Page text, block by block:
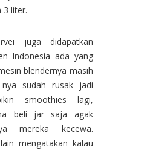
3 liter.
juga didapatkan
Indonesia ada yang
blendernya masih
sudah rusak jadi
smoothies lagi,
beli jar saja agak
mereka kecewa.
mengatakan kalau